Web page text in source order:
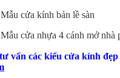
cửa kính bản lề sàn
cửa nhựa 4 cánh mở nhà
vấn các kiểu cửa kính đẹp